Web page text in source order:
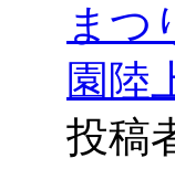
まつ
園陸
投稿